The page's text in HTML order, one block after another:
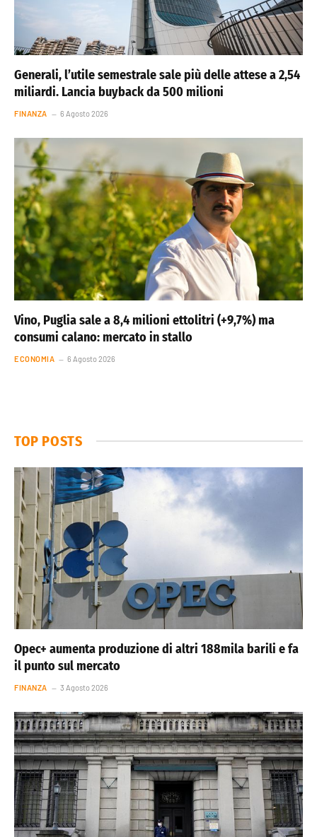
Generali, l’utile semestrale sale più delle attese a 2,54
miliardi. Lancia buyback da 500 milioni
FINANZA 6 Agosto 2026
Vino, Puglia sale a 8,4 milioni ettolitri (+9,7%) ma
consumi calano: mercato in stallo
ECONOMIA 6 Agosto 2026
TOP POSTS
Opec+ aumenta produzione di altri 188mila barili e fa
il punto sul mercato
FINANZA 3 Agosto 2026